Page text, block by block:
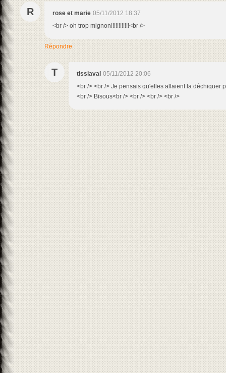
R rose et marie 05/11/2012 18:37
<br /> oh trop mignon!!!!!!!!!!!!<br />
Répondre
T tissiaval 05/11/2012 20:06
<br /> <br /> Je pensais qu'elles allaient la déchiquer
<br /> Bisous<br /> <br /> <br /> <br />